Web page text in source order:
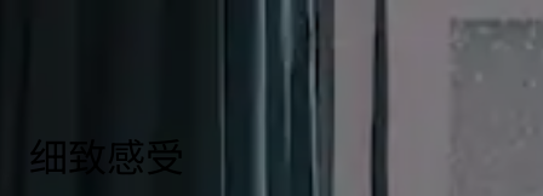
https://www.radissonhotels.com/en-us/social-
细致感受